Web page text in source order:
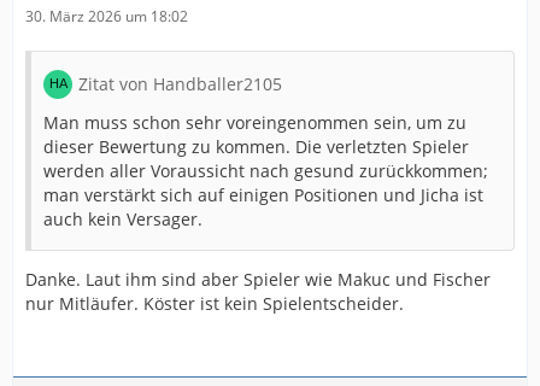
30. März 2026 um 18:02
Zitat von Handballer2105
Man muss schon sehr voreingenommen sein, um zu
dieser Bewertung zu kommen. Die verletzten Spieler
werden aller Voraussicht nach gesund zurückkommen;
man verstärkt sich auf einigen Positionen und Jicha ist
auch kein Versager.
Danke. Laut ihm sind aber Spieler wie Makuc und Fischer
nur Mitläufer. Köster ist kein Spielentscheider.